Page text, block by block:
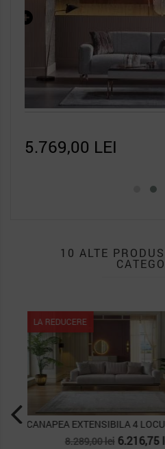
5.769,00 LEI
10 ALTE
LA REDUCERE
Pret
5.414,00 lei